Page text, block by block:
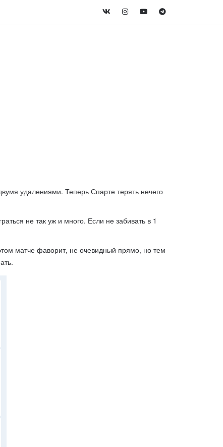
удалениями. Теперь Спарте терять нечего
не так уж и много. Если не забивать в 1
матче фаворит, не очевидный прямо, но тем